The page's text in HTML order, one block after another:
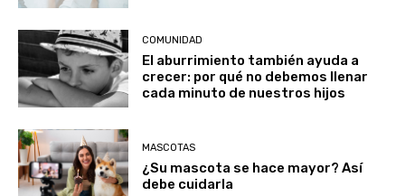
COMUNIDAD
El aburrimiento también ayuda a
crecer: por qué no debemos llenar
cada minuto de nuestros hijos
MASCOTAS
¿Su mascota se hace mayor? Así
debe cuidarla